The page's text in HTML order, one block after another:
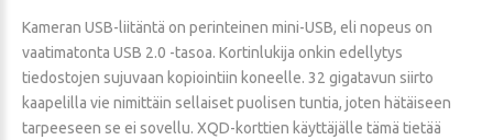
Kameran USB-liitäntä on perinteinen mini-USB, eli nopeus on
vaatimatonta USB 2.0 -tasoa. Kortinlukija onkin edellytys
tiedostojen sujuvaan kopiointiin koneelle. 32 gigatavun siirto
kaapelilla vie nimittäin sellaiset puolisen tuntia, joten hätäiseen
tarpeeseen se ei sovellu. XQD-korttien käyttäjälle tämä tietää